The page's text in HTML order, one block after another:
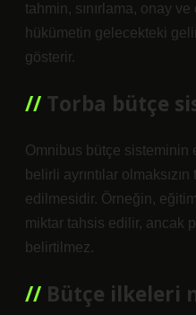
tahmin, sınırlama, onay ve
hükümetin gelecekteki
gösterir.
Torba bütçe
Omnibus bütçe sisteminin
belirli ayrıntılar
edilmesidir. Örneğin,
miktar tahsis edilir, ancak
belirtilmez.
Bütçe ilkeleri